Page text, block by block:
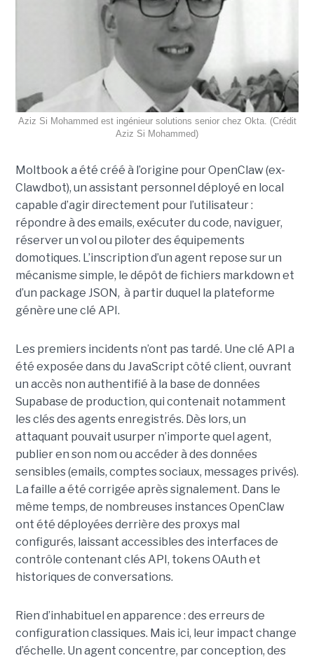
Aziz Si Mohammed est ingénieur solutions senior chez Okta. (Crédit
Aziz Si Mohammed)
Moltbook a été créé à l’origine pour OpenClaw (ex-
Clawdbot), un assistant personnel déployé en local
capable d’agir directement pour l’utilisateur :
répondre à des emails, exécuter du code, naviguer,
réserver un vol ou piloter des équipements
domotiques. L’inscription d’un agent repose sur un
mécanisme simple, le dépôt de fichiers markdown et
d’un package JSON, à partir duquel la plateforme
génère une clé API.
Les premiers incidents n’ont pas tardé. Une clé API a
été exposée dans du JavaScript côté client, ouvrant
un accès non authentifié à la base de données
Supabase de production, qui contenait notamment
les clés des agents enregistrés. Dès lors, un
attaquant pouvait usurper n’importe quel agent,
publier en son nom ou accéder à des données
sensibles (emails, comptes sociaux, messages privés).
La faille a été corrigée après signalement. Dans le
même temps, de nombreuses instances OpenClaw
ont été déployées derrière des proxys mal
configurés, laissant accessibles des interfaces de
contrôle contenant clés API, tokens OAuth et
historiques de conversations.
Rien d’inhabituel en apparence : des erreurs de
configuration classiques. Mais ici, leur impact change
d’échelle. Un agent concentre, par conception, des